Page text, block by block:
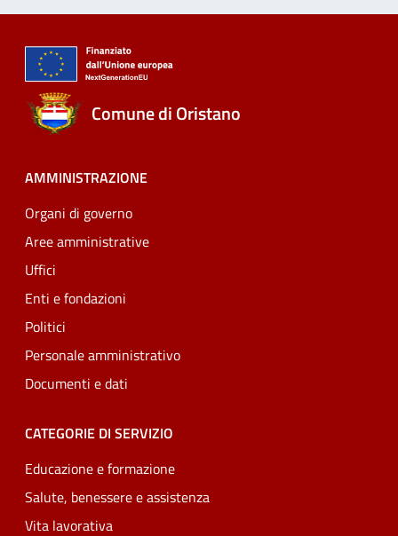
Comune di Oristano
AMMINISTRAZIONE
Organi di governo
Aree amministrative
Uffici
Enti e fondazioni
Politici
Personale amministrativo
Documenti e dati
CATEGORIE DI SERVIZIO
Educazione e formazione
Salute, benessere e assistenza
Vita lavorativa